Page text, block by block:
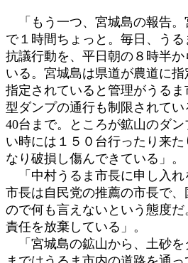
「もう一つ、宮城島の報告。
で１時間ちょっと。毎日、う
抗議行動を、平日朝の８時半
いる。宮城島は県道が農道に
指定されていると管理がうる
型ダンプの通行も制限されて
40台まで。ところが鉱山のダ
い時には１５０台行ったり来
なり破損し傷んできている」。
「中村うるま市長に申し入れ
市長は自民党の推薦の市長で
ので何も言えないという態度
責任を放棄している」。
「宮城島の鉱山から、土砂を